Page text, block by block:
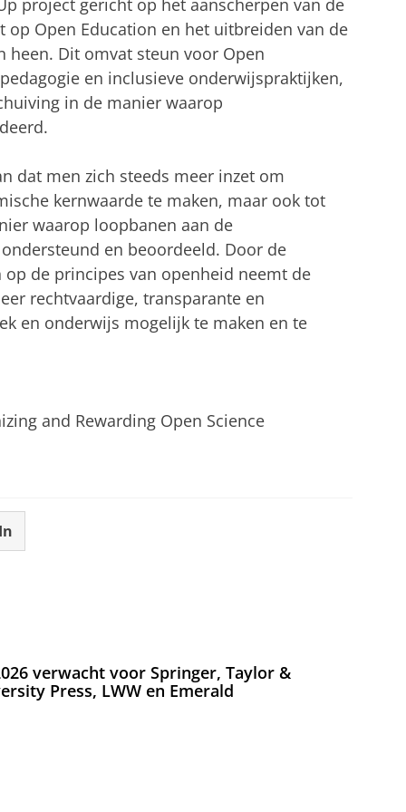
project gericht op het aanscherpen van de
Open Education en het uitbreiden van de
heen. Dit omvat steun voor Open
en inclusieve onderwijspraktijken,
in de manier waarop
dat men zich steeds meer inzet om
kernwaarde te maken, maar ook tot
waarop loopbanen aan de
en beoordeeld. Door de
de principes van openheid neemt de
rechtvaardige, transparante en
en onderwijs mogelijk te maken en te
and Rewarding Open Science
verwacht voor Springer, Taylor &
Press, LWW en Emerald